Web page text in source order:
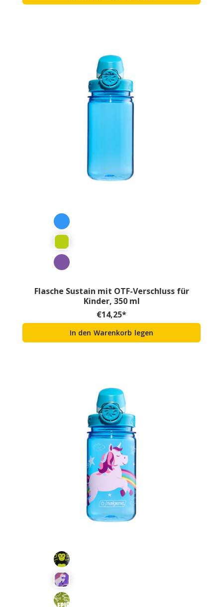
Flasche Sustain mit OTF-Verschluss für
Kinder, 350 ml
€14,25*
In den Warenkorb legen